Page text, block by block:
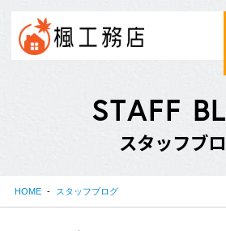
STAFF BL
スタッフブロ
HOME スタッフブログ